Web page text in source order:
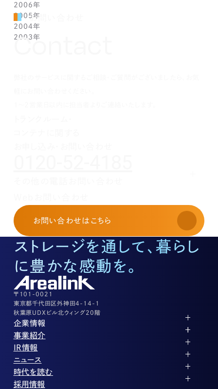
2月(1)
1月(1)
3月(1)
2月(1)
1月(1)
4月(1)
3月(1)
2月(1)
1月(1)
5月(1)
4月(1)
3月(1)
2月(1)
6月(1)
5月(1)
4月(1)
3月(1)
7月(1)
6月(1)
5月(1)
4月(1)
8月(1)
7月(1)
6月(1)
5月(1)
9月(1)
8月(1)
7月(1)
6月(1)
10月(1)
9月(1)
8月(1)
7月(1)
11月(1)
10月(1)
9月(1)
8月(1)
12月(1)
11月(1)
10月(1)
9月(1)
2006年
12月(1)
11月(1)
10月(1)
2005年
12月(1)
11月(1)
2004年
12月(1)
2003年
お問い合わせ
Contact
お申し込み・お問い合わせ
03-3526-8568
土地活用に関するお問い合わせ
03-3526-8574
底地に関するお問い合わせ
03-3526-8572
株式に関するお問い合わせ
03-3526-8556
その他上記に当てはまらない案件等
03-3526-8556
お問い合わせ はこちら
ストレージを通して、暮らし
に豊かな感動を。
〒101-0021
東京都千代田区外神田4-14-1
秋葉原UDXビル北ウィング20階
企業情報
代表メッセージ
企業理念
会社概要
役員紹介
沿革
事業紹介
ストレージ事業
パートナー制度
ストレージライフ
土地権利整備事業
オフィス事業
アセット事業
IR情報
IRカレンダー
中期経営計画
事業等のリスク
ニュース
PR
IR
時代を読む
投稿一覧
採用情報